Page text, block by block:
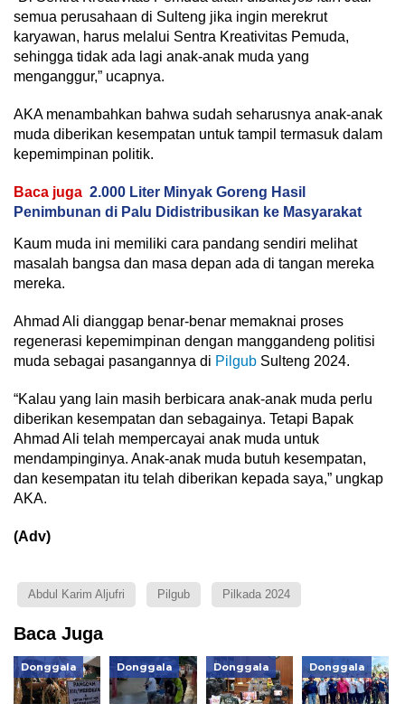
semua perusahaan di Sulteng jika ingin merekrut
karyawan, harus melalui Sentra Kreativitas Pemuda,
sehingga tidak ada lagi anak-anak muda yang
menganggur,” ucapnya.
AKA menambahkan bahwa sudah seharusnya anak-anak
muda diberikan kesempatan untuk tampil termasuk dalam
kepemimpinan politik.
Baca juga 2.000 Liter Minyak Goreng Hasil
Penimbunan di Palu Didistribusikan ke Masyarakat
Kaum muda ini memiliki cara pandang sendiri melihat
masalah bangsa dan masa depan ada di tangan mereka
mereka.
Ahmad Ali dianggap benar-benar memaknai proses
regenerasi kepemimpinan dengan manggandeng politisi
muda sebagai pasangannya di Pilgub Sulteng 2024.
“Kalau yang lain masih berbicara anak-anak muda perlu
diberikan kesempatan dan sebagainya. Tetapi Bapak
Ahmad Ali telah mempercayai anak muda untuk
mendampinginya. Anak-anak muda butuh kesempatan,
dan kesempatan itu telah diberikan kepada saya,” ungkap
AKA.
(Adv)
Abdul Karim Aljufri Pilgub Pilkada 2024
Baca Juga
Donggala Donggala Donggala Donggala